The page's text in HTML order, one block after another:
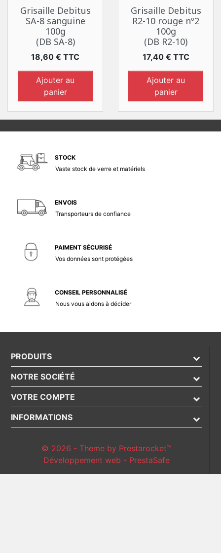
Grisaille Debitus
SA-8 sanguine
100g
(DB SA-8)
Prix
18,60 € TTC
Ajouter au
panier
Grisaille Debitus
R2-10 rouge nº2
100g
(DB R2-10)
Prix
17,40 € TTC
Ajouter au
panier
STOCK
Vaste stock de verre et matériels
ENVOIS
Transporteurs de confiance
PAIMENT SÉCURISÉ
Vos données sont protégées
CONSEIL PERSONNALISÉ
Nous vous aidons à décider
PRODUITS
NOTRE SOCIÉTÉ
VOTRE COMPTE
INFORMATIONS
© 2026 - Theme by Prestarocket™
Développement web - PrestaSafe